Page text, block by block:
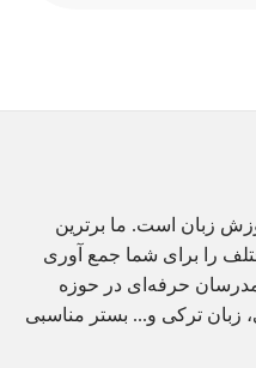
زبان است. ما برترین
را برای شما جمع آوری
مدرسان حرفه‌ای در حوزه
زبان ترکی و... بستر مناسبی